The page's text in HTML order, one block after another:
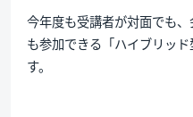
今年度も受講者が対面でも
も参加できる「ハイブリッ
す。